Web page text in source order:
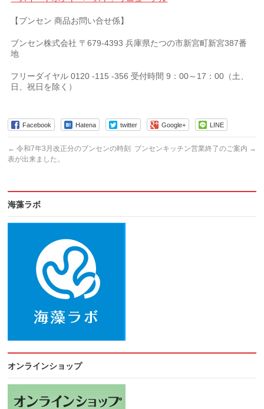
【ブンセン 商品お問い合せ係】
ブンセン株式会社 〒679-4393 兵庫県たつの市新宮町新宮387番
地
フリーダイヤル 0120 -115 -356 受付時間 9：00～17：00（土、
日、祝日を除く）
Facebook Hatena twitter Google+ LINE
← 令和7年3月改正分のブンセンの時刻
表が出来ました。
ブンセンキッチン営業終了のご案内 →
海藻ラボ
オンラインショップ